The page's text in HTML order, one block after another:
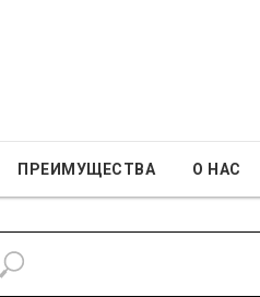
ПРЕИМУЩЕСТВА О НАС